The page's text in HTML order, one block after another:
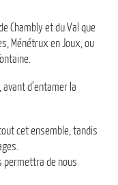
Chambly et du Val que
Ménétrux en Joux, ou
d’entamer la
cet ensemble, tandis
permettra de nous